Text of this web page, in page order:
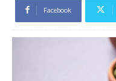
Facebook